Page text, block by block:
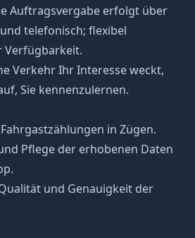
Auftragsvergabe erfolgt über
telefonisch; flexibel
Verfügbarkeit.
Verkehr Ihr Interesse weckt,
Sie kennenzulernen.
in Zügen.
Pflege der erhobenen Daten
und Genauigkeit der